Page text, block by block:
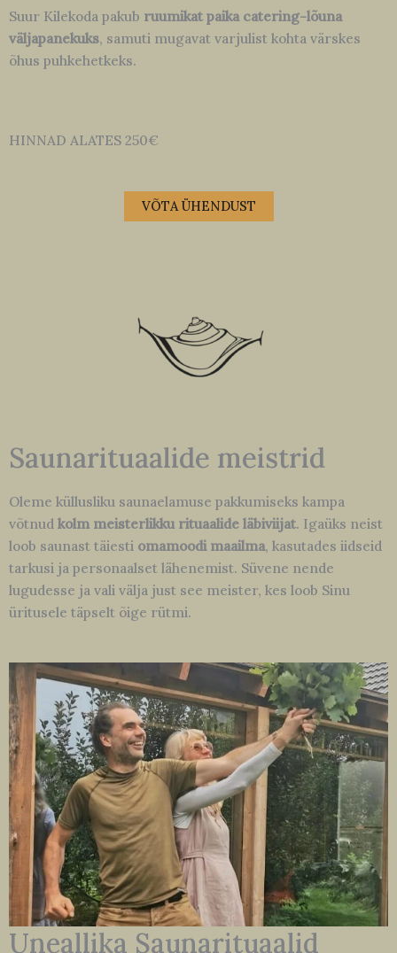
Suur Kilekoda pakub ruumikat paika catering-lõuna
väljapanekuks, samuti mugavat varjulist kohta värskes
õhus puhkehetkeks.
HINNAD ALATES 250€
VÕTA ÜHENDUST
Saunarituaalide meistrid
Oleme küllusliku saunaelamuse pakkumiseks kampa
võtnud kolm meisterlikku rituaalide läbiviijat. Igaüks neist
loob saunast täiesti omamoodi maailma, kasutades iidseid
tarkusi ja personaalset lähenemist. Süvene nende
lugudesse ja vali välja just see meister, kes loob Sinu
üritusele täpselt õige rütmi.
Uneallika Saunarituaalid